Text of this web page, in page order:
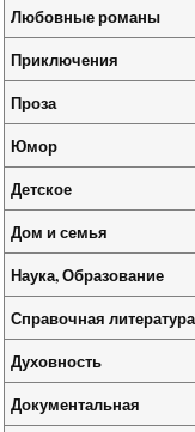
Любовные романы
Приключения
Проза
Юмор
Детское
Дом и семья
Наука, Образование
Справочная литература
Духовность
Документальная